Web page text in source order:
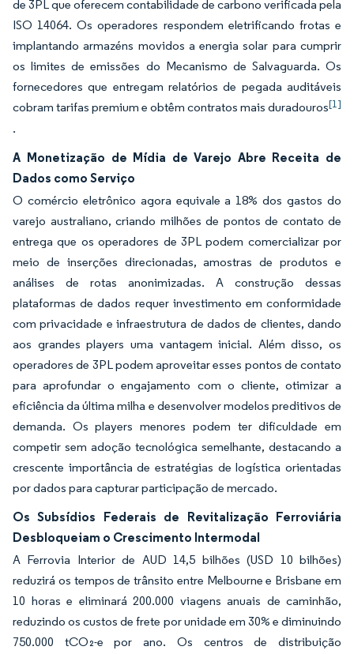
de 3PL que oferecem contabilidade de carbono verificada pela
ISO 14064. Os operadores respondem eletrificando frotas e
implantando armazéns movidos a energia solar para cumprir
os limites de emissões do Mecanismo de Salvaguarda. Os
fornecedores que entregam relatórios de pegada auditáveis
cobram tarifas premium e obtêm contratos mais duradouros[1]
.
A Monetização de Mídia de Varejo Abre Receita de
Dados como Serviço
O comércio eletrônico agora equivale a 18% dos gastos do
varejo australiano, criando milhões de pontos de contato de
entrega que os operadores de 3PL podem comercializar por
meio de inserções direcionadas, amostras de produtos e
análises de rotas anonimizadas. A construção dessas
plataformas de dados requer investimento em conformidade
com privacidade e infraestrutura de dados de clientes, dando
aos grandes players uma vantagem inicial. Além disso, os
operadores de 3PL podem aproveitar esses pontos de contato
para aprofundar o engajamento com o cliente, otimizar a
eficiência da última milha e desenvolver modelos preditivos de
demanda. Os players menores podem ter dificuldade em
competir sem adoção tecnológica semelhante, destacando a
crescente importância de estratégias de logística orientadas
por dados para capturar participação de mercado.
Os Subsídios Federais de Revitalização Ferroviária
Desbloqueiam o Crescimento Intermodal
A Ferrovia Interior de AUD 14,5 bilhões (USD 10 bilhões)
reduzirá os tempos de trânsito entre Melbourne e Brisbane em
10 horas e eliminará 200.000 viagens anuais de caminhão,
reduzindo os custos de frete por unidade em 30% e diminuindo
750.000 tCO₂-e por ano. Os centros de distribuição